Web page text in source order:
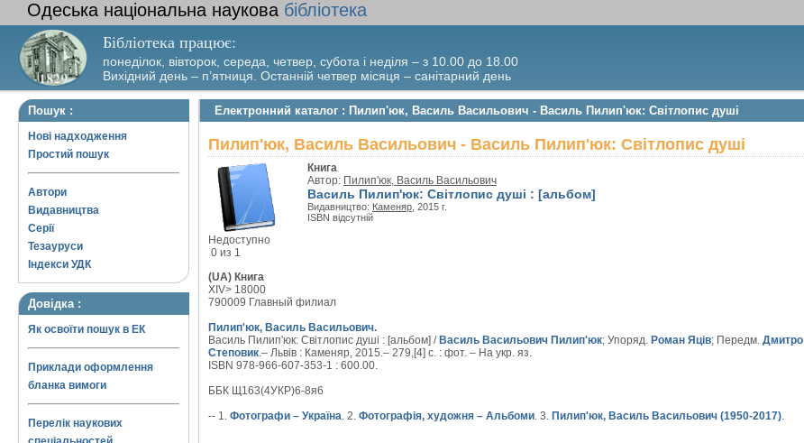
Одеська національна наукова бібліотека
Бібліотека працює:
понеділок, вівторок, середа, четвер, субота і неділя – з 10.00 до 18.00
Вихідний день – п’ятниця. Останній четвер місяця – санітарний день
Пошук :
Нові надходження
Простий пошук
Автори
Видавництва
Серії
Тезауруси
Індекси УДК
Довідка :
Як освоїти пошук в ЕК
Приклади оформлення
бланка вимоги
Перелік наукових
Електронний каталог : Пилип'юк, Василь Васильович - Василь Пилип'юк: Світлопис душі
Пилип'юк, Василь Васильович - Василь Пилип'юк: Світлопис душі
Недоступно
0 из 1
Книга
Автор: Пилип'юк, Василь Васильович
Василь Пилип'юк: Світлопис душі : [альбом]
Видавництво: Каменяр , 2015 г.
ISBN відсутній
(UA) Книга
XIV> 18000
790009 Главный филиал
Пилип'юк, Василь Васильович.
Василь Пилип'юк: Світлопис душі : [альбом] / Василь Васильович Пилип'юк; Упоряд. Роман Яців; Передм. Дмитро
Степовик.– Львів : Каменяр, 2015.– 279,[4] с. : фот. – На укр. яз.
ISBN 978-966-607-353-1 : 600.00.
ББК Щ163(4УКР)6-8я6
-- 1. Фотографи – Україна. 2. Фотографія, художня – Альбоми. 3. Пилип'юк, Василь Васильович (1950-2017).